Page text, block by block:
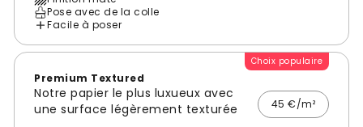
Pose avec de la colle
Facile à poser
Choix populaire
Premium Textured
Notre papier le plus luxueux avec
une surface légèrement texturée
45 €/m²